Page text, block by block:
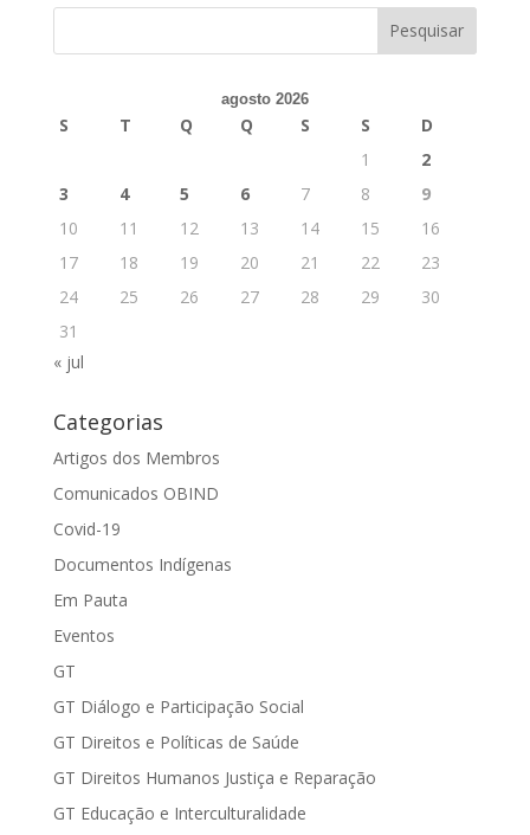
agosto 2026
S T Q Q S S
D
1
2
3
4 5 6 7 8
9
10
11 12 13 14 15
16
17
18 19 20 21 22
23
24
25 26 27 28 29
30
31
« jul
Categorias
Artigos dos Membros
Comunicados OBIND
Covid-19
Documentos Indígenas
Em Pauta
Eventos
GT
GT Diálogo e Participação Social
GT Direitos e Políticas de Saúde
GT Direitos Humanos Justiça e Reparação
GT Educação e Interculturalidade